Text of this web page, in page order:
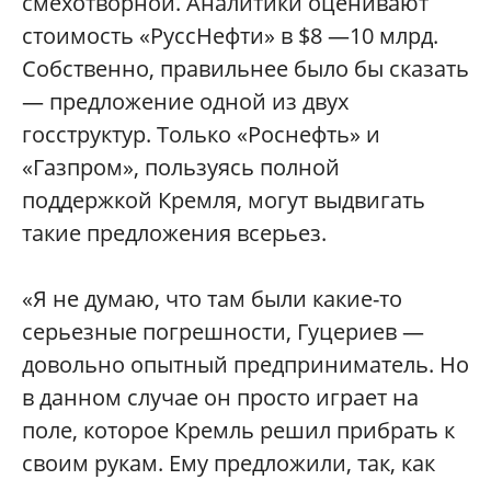
стоимость «РуссНефти» в $8 —10 млрд.
Собственно, правильнее было бы сказать
— предложение одной из двух
госструктур. Только «Роснефть» и
«Газпром», пользуясь полной
поддержкой Кремля, могут выдвигать
такие предложения всерьез.
«Я не думаю, что там были какие-то
серьезные погрешности, Гуцериев —
довольно опытный предприниматель. Но
в данном случае он просто играет на
поле, которое Кремль решил прибрать к
своим рукам. Ему предложили, так, как